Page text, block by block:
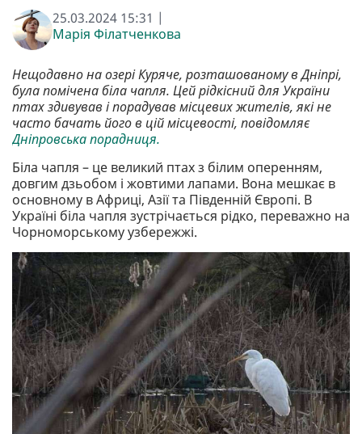
25.03.2024 15:31 |
Марія Філатченкова
Нещодавно на озері Куряче, розташованому в Дніпрі,
була помічена біла чапля. Цей рідкісний для України
птах здивував і порадував місцевих жителів, які не
часто бачать його в цій місцевості, повідомляє
Дніпровська порадниця.
Біла чапля – це великий птах з білим оперенням,
довгим дзьобом і жовтими лапами. Вона мешкає в
основному в Африці, Азії та Південній Європі. В
Україні біла чапля зустрічається рідко, переважно на
Чорноморському узбережжі.